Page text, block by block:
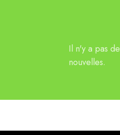
Il n'y a pas de
nouvelles.